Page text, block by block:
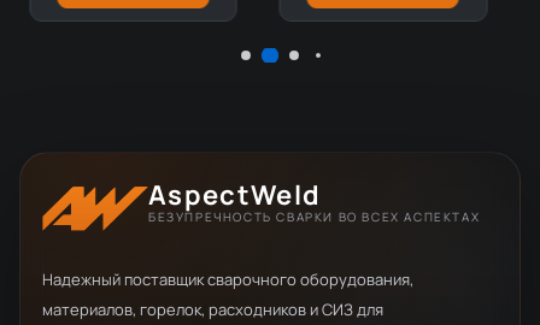
AspectWeld
БЕЗУПРЕЧНОСТЬ СВАРКИ ВО ВСЕХ АСПЕКТАХ
Надежный поставщик сварочного оборудования,
материалов, горелок, расходников и СИЗ для